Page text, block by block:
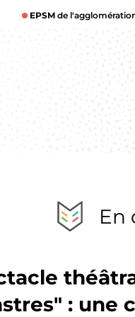
EPSM de
En
: une